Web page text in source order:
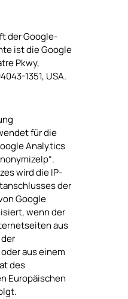
der Google-
ist die Google
Pkwy,
1351, USA.
für die
Analytics
wird die IP-
der
Google
wenn der
aus
aus einem
des
Europäischen